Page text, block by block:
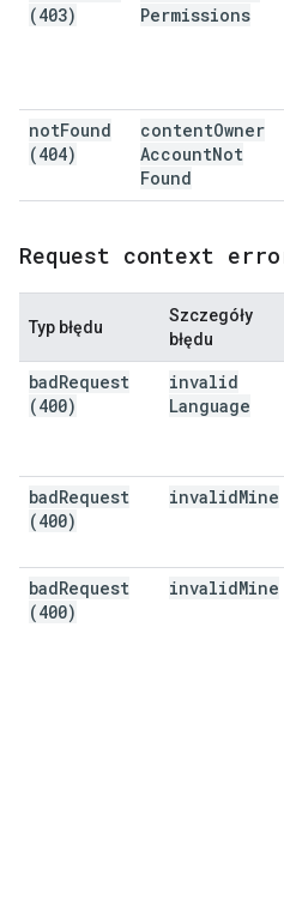
(403)
Permissions
notFound
(404)
contentOwner
AccountNot
Found
Request context
Typ błędu
Szczegóły
błędu
badRequest
(400)
invalid
Language
badRequest
(400)
invalidMine
badRequest
(400)
invalidMine